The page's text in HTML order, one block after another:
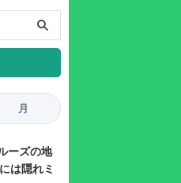
月
ーズの地
は隠れミ